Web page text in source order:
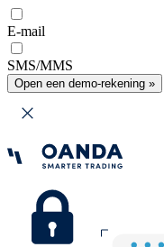
E-mail
SMS/MMS
Open een demo-rekening »